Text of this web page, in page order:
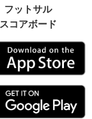
フットサル
スコアボード